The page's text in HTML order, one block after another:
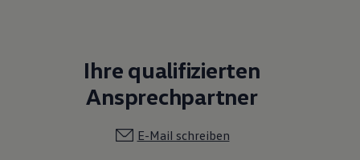
Ihre qualifizierten
Ansprechpartner
E-Mail schreiben